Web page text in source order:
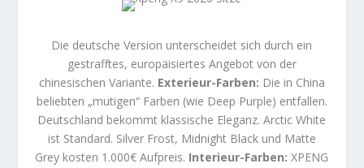
Die deutsche Version unterscheidet sich durch ein
gestrafftes, europäisiertes Angebot von der
chinesischen Variante. Exterieur-Farben: Die in China
beliebten „mutigen“ Farben (wie Deep Purple) entfallen.
Deutschland bekommt klassische Eleganz. Arctic White
ist Standard. Silver Frost, Midnight Black und Matte
Grey kosten 1.000€ Aufpreis. Interieur-Farben: XPENG